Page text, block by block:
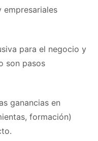
empresariales
para el negocio y
son pasos
ganancias en
formación)